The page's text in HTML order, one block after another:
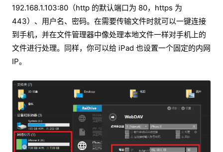
192.168.1.103:80（http 的默认端口为 80，https 为
443）、用户名、密码。在需要传输文件时就可以一键连接
到手机，并在文件管理器中像处理本地文件一样对手机上的
文件进行处理。同样，你可以给 iPad 也设置一个固定的内网
IP。